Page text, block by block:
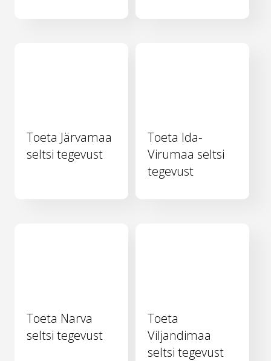
Toeta Järvamaa
seltsi tegevust
Toeta Ida-
Virumaa seltsi
tegevust
Toeta Narva
seltsi tegevust
Toeta
Viljandimaa
seltsi tegevust